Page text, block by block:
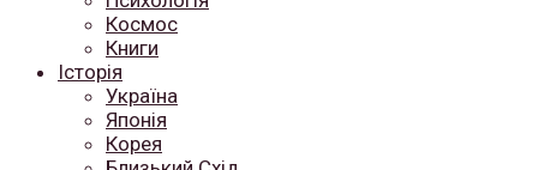
Космос
Книги
Історія
Україна
Японія
Корея